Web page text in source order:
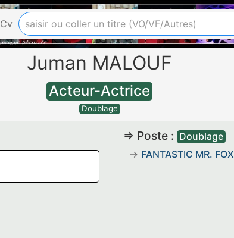
Cv
Juman MALOUF
Acteur-Actrice
Doublage
=> Poste : Doublage
FANTASTIC MR. FOX